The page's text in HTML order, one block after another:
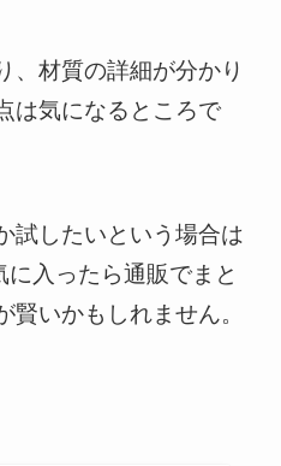
、材質の詳細が分かり
は気になるところで
試したいという場合は
入ったら通販でまと
いかもしれません。